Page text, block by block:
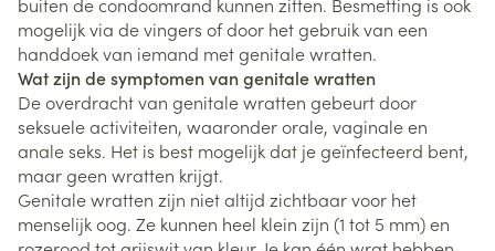
mogelijk via de vingers of door het gebruik van een
handdoek van iemand met genitale wratten.
Wat zijn de symptomen van genitale wratten
De overdracht van genitale wratten gebeurt door
seksuele activiteiten, waaronder orale, vaginale en
anale seks. Het is best mogelijk dat je geïnfecteerd bent,
maar geen wratten krijgt.
Genitale wratten zijn niet altijd zichtbaar voor het
menselijk oog. Ze kunnen heel klein zijn (1 tot 5 mm) en